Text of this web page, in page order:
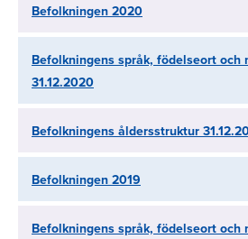
Befolkningen 2020
Befolkningens språk, födelseort och
31.12.2020
Befolkningens åldersstruktur
Befolkningen 2019
Befolkningens språk, födelseort och